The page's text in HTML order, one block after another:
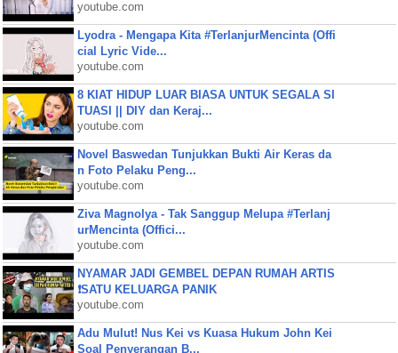
youtube.com
Lyodra - Mengapa Kita #TerlanjurMencinta (Offi
cial Lyric Vide...
youtube.com
8 KIAT HIDUP LUAR BIASA UNTUK SEGALA SI
TUASI || DIY dan Keraj...
youtube.com
Novel Baswedan Tunjukkan Bukti Air Keras da
n Foto Pelaku Peng...
youtube.com
Ziva Magnolya - Tak Sanggup Melupa #Terlanj
urMencinta (Offici...
youtube.com
NYAMAR JADI GEMBEL DEPAN RUMAH ARTIS
❗SATU KELUARGA PANIK
youtube.com
Adu Mulut! Nus Kei vs Kuasa Hukum John Kei
Soal Penyerangan B...